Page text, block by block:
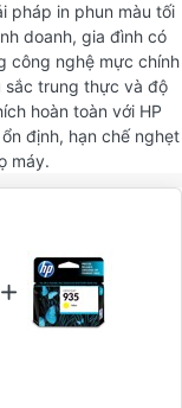
pháp in phun màu tối
doanh, gia đình có
công nghệ mực chính
sắc trung thực và độ
hoàn toàn với HP
định, hạn chế nghẹt
máy.